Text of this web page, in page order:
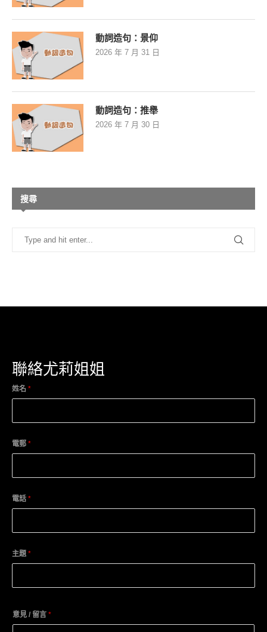
動詞造句：景仰
2026 年 7 月 31 日
動詞造句：推舉
2026 年 7 月 30 日
搜尋
聯絡尤莉姐姐
姓名 *
電郵 *
電話 *
主題 *
意見 / 留言 *